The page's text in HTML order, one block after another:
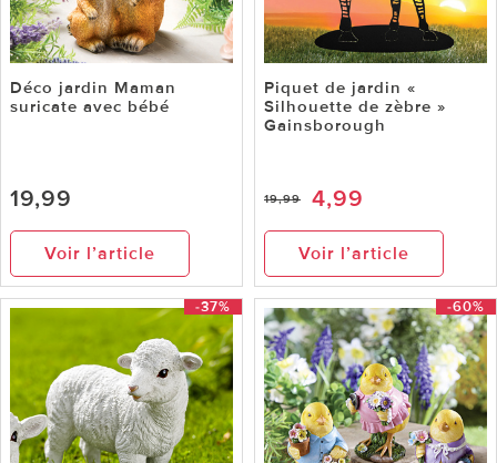
Déco jardin Maman
suricate avec bébé
19,99
Voir l’article
Piquet de jardin «
Silhouette de zèbre »
Gainsborough
19,99 4,99
Voir l’article
-37% -60%